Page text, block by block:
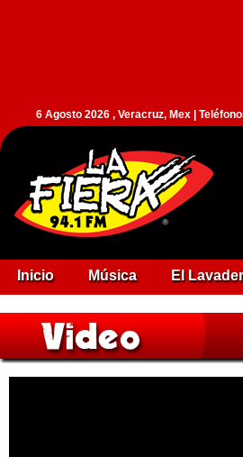
6 Agosto 2026 , Veracruz, Mex |
Inicio Música El